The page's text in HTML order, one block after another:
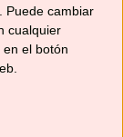
Puede cambiar
cualquier
el botón